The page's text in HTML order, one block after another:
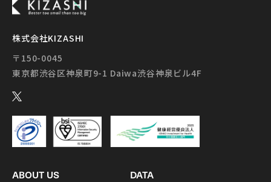
株式会社KIZASHI
〒150-0045
ABOUT US DATA